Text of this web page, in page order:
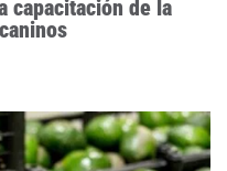
capacitación de la